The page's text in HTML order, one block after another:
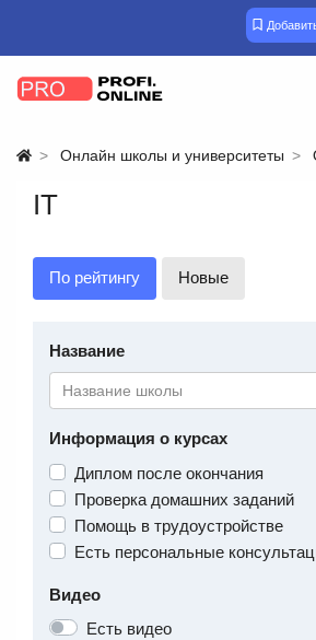
Онлайн школы и университеты
IT
По рейтингу Новые
Название
Информация о курсах
Диплом после окончания
Проверка домашних заданий
Помощь в трудоустройстве
Есть персональные
Видео
Есть видео